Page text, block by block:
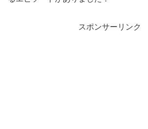
スポンサーリンク